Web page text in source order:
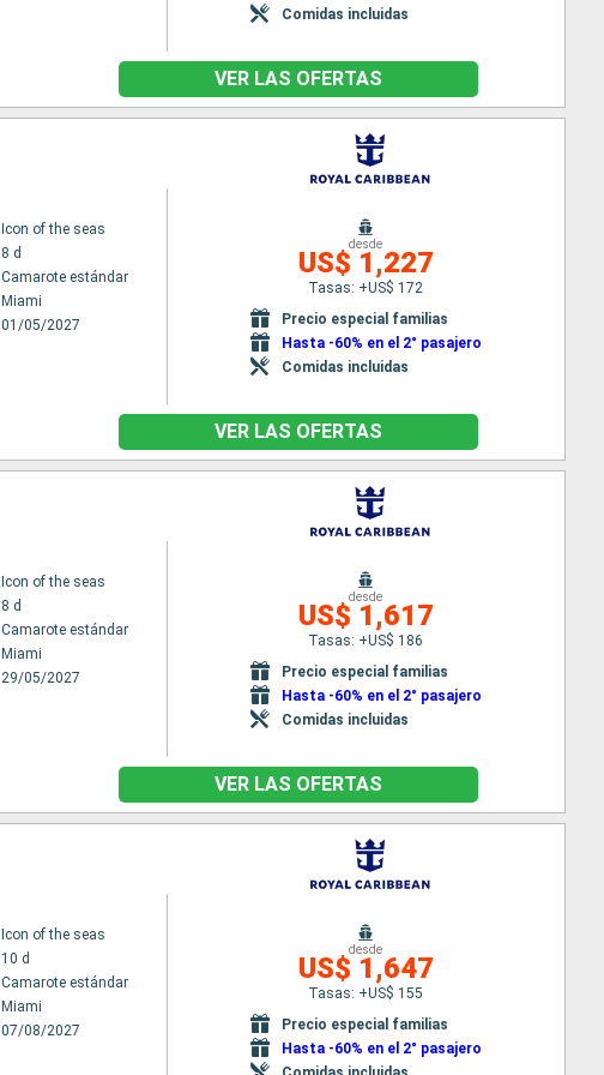
Comidas incluidas
VER LAS OFERTAS
Icon of the seas
8 d
Camarote estándar
Miami
01/05/2027
desde
US$ 1,227
Tasas: +US$ 172
Precio especial familias
Hasta -60% en el 2° pasajero
Comidas incluidas
VER LAS OFERTAS
Icon of the seas
8 d
Camarote estándar
Miami
29/05/2027
desde
US$ 1,617
Tasas: +US$ 186
Precio especial familias
Hasta -60% en el 2° pasajero
Comidas incluidas
VER LAS OFERTAS
Icon of the seas
10 d
Camarote estándar
Miami
07/08/2027
desde
US$ 1,647
Tasas: +US$ 155
Precio especial familias
Hasta -60% en el 2° pasajero